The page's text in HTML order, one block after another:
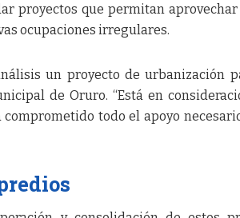
proyectos que permitan aprovechar
ocupaciones irregulares.
un proyecto de urbanización
de Oruro. “Está en
todo el apoyo